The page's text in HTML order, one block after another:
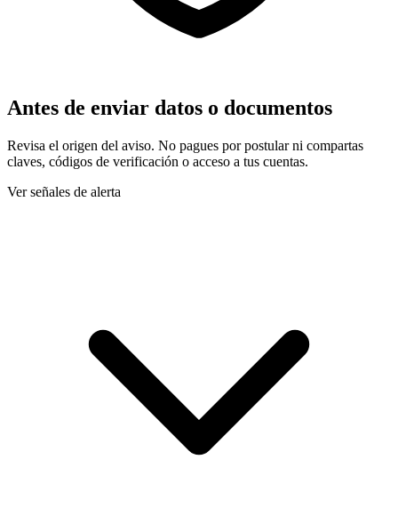
Antes de enviar datos o documentos
Revisa el origen del aviso. No pagues por postular ni compartas
claves, códigos de verificación o acceso a tus cuentas.
Ver señales de alerta